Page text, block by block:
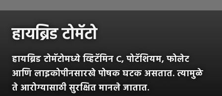
हायब्रिड टोमॅटो
हायब्रिड टोमॅटोमध्ये व्हिटॅमिन C, पोटॅशियम, फोलेट
आणि लाइकोपीनसारखे पोषक घटक असतात. त्यामुळे
ते आरोग्यासाठी सुरक्षित मानले जातात.